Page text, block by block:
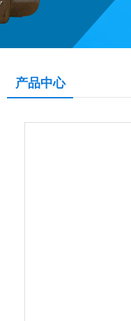
产品中心